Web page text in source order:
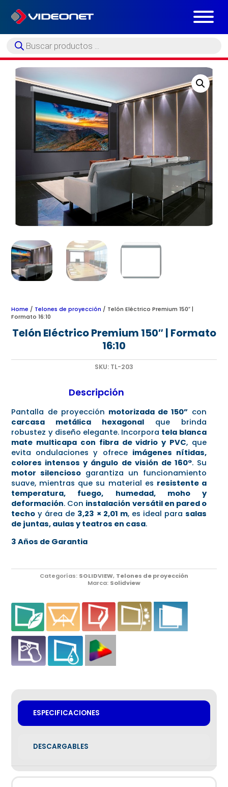
Búsqueda
de
Home / Telones de proyección / Telón Eléctrico Premium 150″ |
Formato 16:10
Telón Eléctrico Premium 150″ | Formato
16:10
SKU: TL-203
Descripción
Pantalla de proyección motorizada de 150” con
carcasa metálica hexagonal que brinda
robustez y diseño elegante. Incorpora tela blanca
mate multicapa con fibra de vidrio y PVC, que
evita ondulaciones y ofrece imágenes nítidas,
colores intensos y ángulo de visión de 160°. Su
motor silencioso garantiza un funcionamiento
suave, mientras que su material es resistente a
temperatura, fuego, humedad, moho y
deformación. Con instalación versátil en pared o
techo y área de 3,23 × 2,01 m, es ideal para salas
de juntas, aulas y teatros en casa.
3 Años de Garantia
Categorías: SOLIDVIEW, Telones de proyección
Marca: Solidview
ESPECIFICACIONES
DESCARGABLES